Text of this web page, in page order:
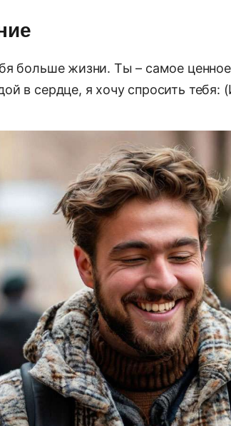
больше жизни. Ты – самое
в сердце, я хочу спросить